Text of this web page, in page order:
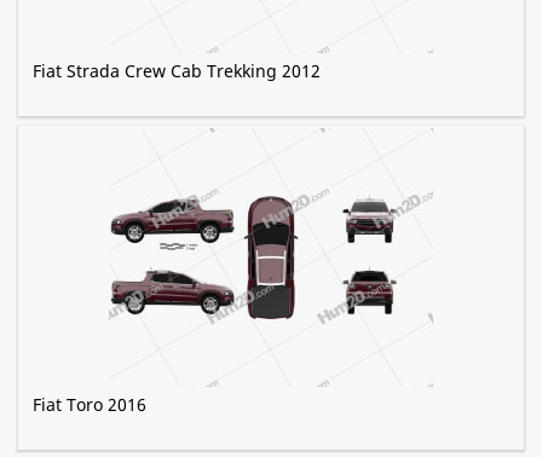
Fiat Strada Crew Cab Trekking 2012
Fiat Toro 2016